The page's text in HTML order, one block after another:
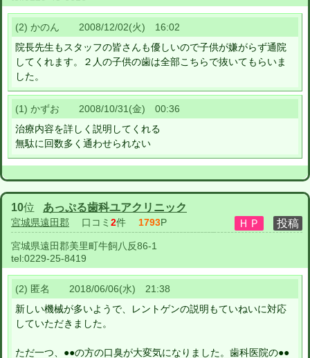
(2) かのん 2008/12/02(火) 16:02
院長先生もスタッフの皆さんも優しいので子供が嫌がらず通院
してくれます。２人の子供の歯は全部こちらで抜いてもらいま
した。
(1) かずお 2008/10/31(金) 00:36
治療内容を詳しく説明してくれる
無駄に回数多く通わせられない
10位 あっぷる歯科ユアクリニック
宮城県遠田郡 口コミ 2件 1793P
宮城県遠田郡美里町牛飼八反86-1
tel:0229-25-8419
(2) 匿名 2018/06/06(水) 21:38
新しい機械が多いようで、レントゲンの説明もていねいに対応
していただきました。
ただ一つ、●●の方の口臭が大変気になりました。歯科医院の●●